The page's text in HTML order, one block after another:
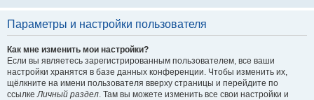
Параметры и настройки пользователя
Как мне изменить мои настройки?
Если вы являетесь зарегистрированным пользователем, все ваши
настройки хранятся в базе данных конференции. Чтобы изменить их,
щёлкните на имени пользователя вверху страницы и перейдите по
ссылкеЛичный раздел. Там вы можете изменить все свои настройки и